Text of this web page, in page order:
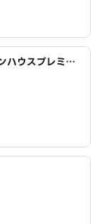
ハウスプレミア